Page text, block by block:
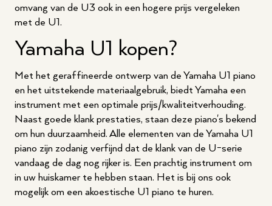
omvang van de U3 ook in een hogere prijs vergeleken
met de U1.
Yamaha U1 kopen?
Met het geraffineerde ontwerp van de Yamaha U1 piano
en het uitstekende materiaalgebruik, biedt Yamaha een
instrument met een optimale prijs/kwaliteitverhouding.
Naast goede klank prestaties, staan deze piano's bekend
om hun duurzaamheid. Alle elementen van de Yamaha U1
piano zijn zodanig verfijnd dat de klank van de U-serie
vandaag de dag nog rijker is. Een prachtig instrument om
in uw huiskamer te hebben staan. Het is bij ons ook
mogelijk om een akoestische U1 piano te huren.